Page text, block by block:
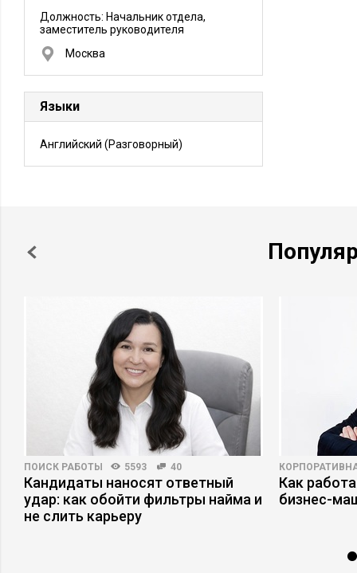
Должность: Начальник отдела,
заместитель руководителя
Москва
Языки
Английский (Разговорный)
ПОИСК РАБОТЫ 5593 40
Кандидаты наносят ответный
удар: как обойти фильтры найма и
не слить карьеру
Как
бизнес-